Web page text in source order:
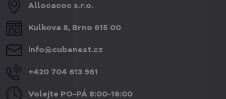
Allocacoc s​.r​.o​.
Kulkova 8, Brno 615 00
info​@cubenest​.cz
+420 704 613 961
Volejte PO-PÁ 8:00-16:00